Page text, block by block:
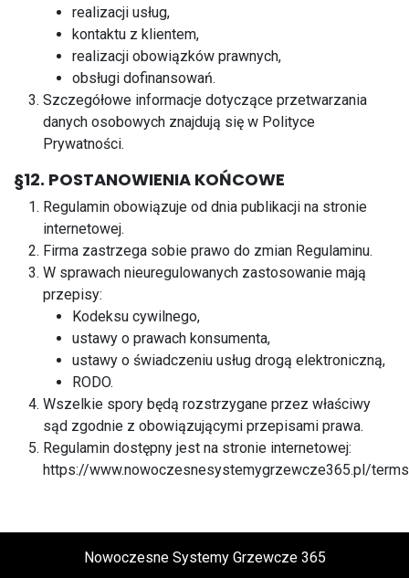
realizacji usług,
kontaktu z klientem,
realizacji obowiązków prawnych,
obsługi dofinansowań.
Szczegółowe informacje dotyczące przetwarzania
danych osobowych znajdują się w Polityce
Prywatności.
§12. POSTANOWIENIA KOŃCOWE
Regulamin obowiązuje od dnia publikacji na stronie
internetowej.
Firma zastrzega sobie prawo do zmian Regulaminu.
W sprawach nieuregulowanych zastosowanie mają
przepisy:
Kodeksu cywilnego,
ustawy o prawach konsumenta,
ustawy o świadczeniu usług drogą elektroniczną,
RODO.
Wszelkie spory będą rozstrzygane przez właściwy
sąd zgodnie z obowiązującymi przepisami prawa.
Regulamin dostępny jest na stronie internetowej:
https://www.nowoczesnesystemygrzewcze365.pl/terms
Nowoczesne Systemy Grzewcze 365